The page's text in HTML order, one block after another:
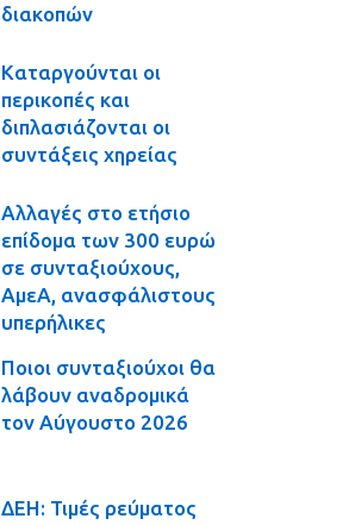
διακοπών
Καταργούνται οι
περικοπές και
διπλασιάζονται οι
συντάξεις χηρείας
Αλλαγές στο ετήσιο
επίδομα των 300 ευρώ
σε συνταξιούχους,
ΑμεΑ, ανασφάλιστους
υπερήλικες
Ποιοι συνταξιούχοι θα
λάβουν αναδρομικά
τον Αύγουστο 2026
ΔΕΗ: Τιμές ρεύματος